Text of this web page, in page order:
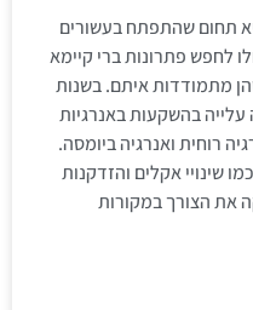
תחום שהתפתח בעשורים
לחפש פתרונות ברי קיימא
מתמודדות איתם. בשנות
עלייה בהשקעות באנרגיות
רוחית ואנרגיה ביומסה.
שינויי אקלים והזדקנות
את הצורך במקורות